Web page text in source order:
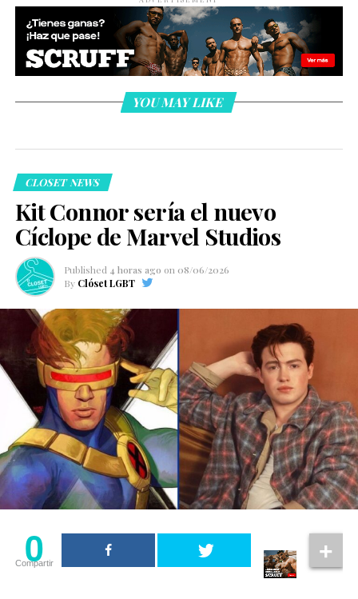
YOU MAY LIKE
CLOSET NEWS
Kit Connor sería el nuevo
Cíclope de Marvel Studios
Published 4 horas ago on 08/06/2026
By Clóset LGBT
0
Compartir